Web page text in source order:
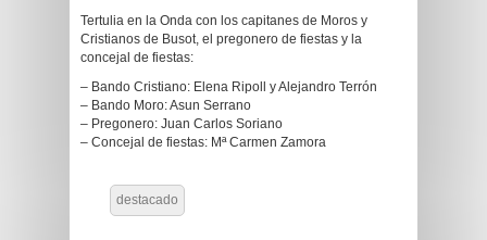
Tertulia en la Onda con los capitanes de Moros y
Cristianos de Busot, el pregonero de fiestas y la
concejal de fiestas:
– Bando Cristiano: Elena Ripoll y Alejandro Terrón
– Bando Moro: Asun Serrano
– Pregonero: Juan Carlos Soriano
– Concejal de fiestas: Mª Carmen Zamora
destacado